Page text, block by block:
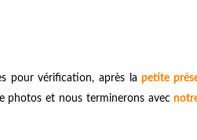
pour vérification, après lapetite
photos et nous terminerons avec